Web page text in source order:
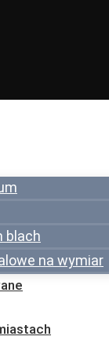
blach
na wymiar